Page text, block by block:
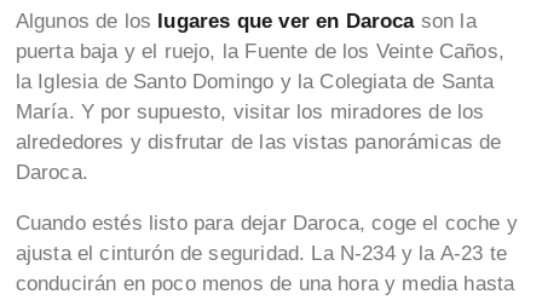
Algunos de los lugares que ver en Daroca son la
puerta baja y el ruejo, la Fuente de los Veinte Caños,
la Iglesia de Santo Domingo y la Colegiata de Santa
María. Y por supuesto, visitar los miradores de los
alrededores y disfrutar de las vistas panorámicas de
Daroca.
Cuando estés listo para dejar Daroca, coge el coche y
ajusta el cinturón de seguridad. La N-234 y la A-23 te
conducirán en poco menos de una hora y media hasta